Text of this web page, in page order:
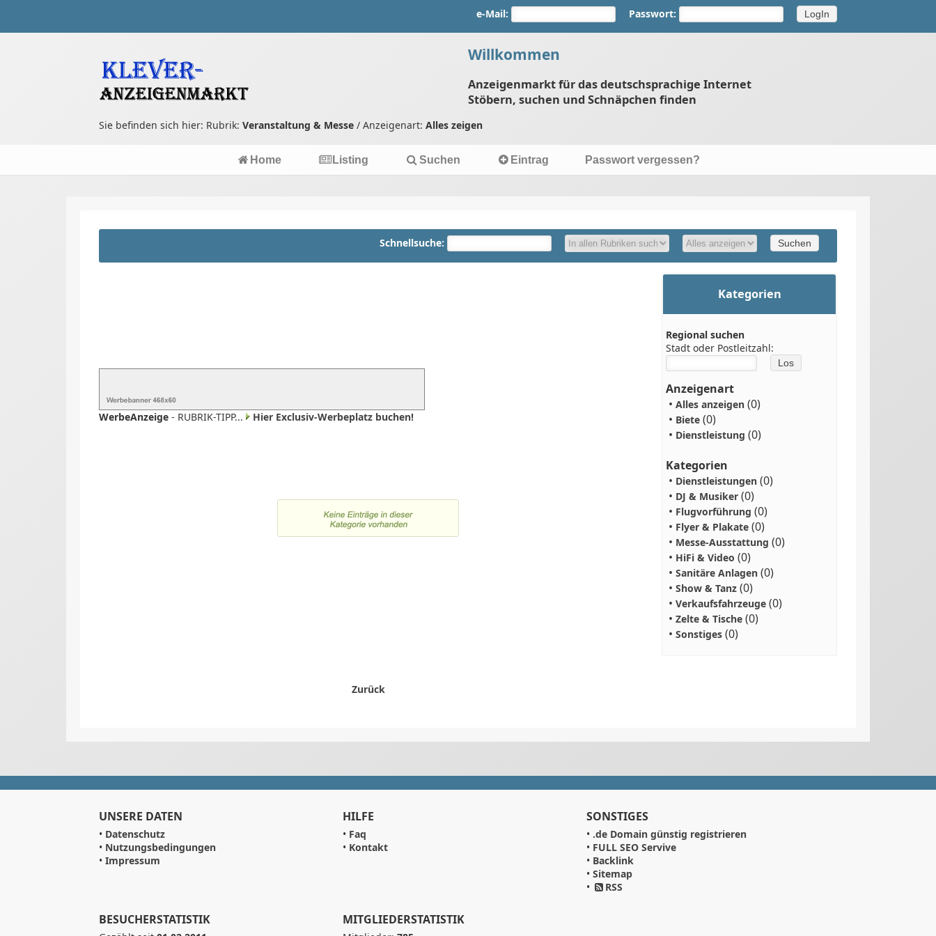
e-Mail: Passwort:
Willkommen
Anzeigenmarkt für das deutschsprachige Internet
Stöbern, suchen und Schnäpchen finden
Sie befinden sich hier: Rubrik: Veranstaltung & Messe / Anzeigenart: Alles zeigen
Home Listing Suchen Eintrag Passwort vergessen?
Schnellsuche:
WerbeAnzeige - RUBRIK-TIPP... Hier Exclusiv-Werbeplatz buchen!
Zurück
Kategorien
Regional suchen
Stadt oder Postleitzahl:
Anzeigenart
• Alles anzeigen (0)
• Biete (0)
• Dienstleistung (0)
Kategorien
• Dienstleistungen (0)
• DJ & Musiker (0)
• Flugvorführung (0)
• Flyer & Plakate (0)
• Messe-Ausstattung (0)
• HiFi & Video (0)
• Sanitäre Anlagen (0)
• Show & Tanz (0)
• Verkaufsfahrzeuge (0)
• Zelte & Tische (0)
• Sonstiges (0)
UNSERE DATEN
• Datenschutz
• Nutzungsbedingungen
• Impressum
HILFE
• Faq
• Kontakt
SONSTIGES
• .de Domain günstig registrieren
• FULL SEO Servive
• Backlink
• Sitemap
•
RSS
BESUCHERSTATISTIK MITGLIEDERSTATISTIK